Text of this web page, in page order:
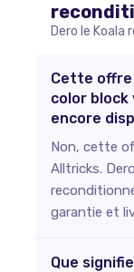
Dero le
Cette offre
color
encore
Non, cette
Alltricks.
garantie et
Que